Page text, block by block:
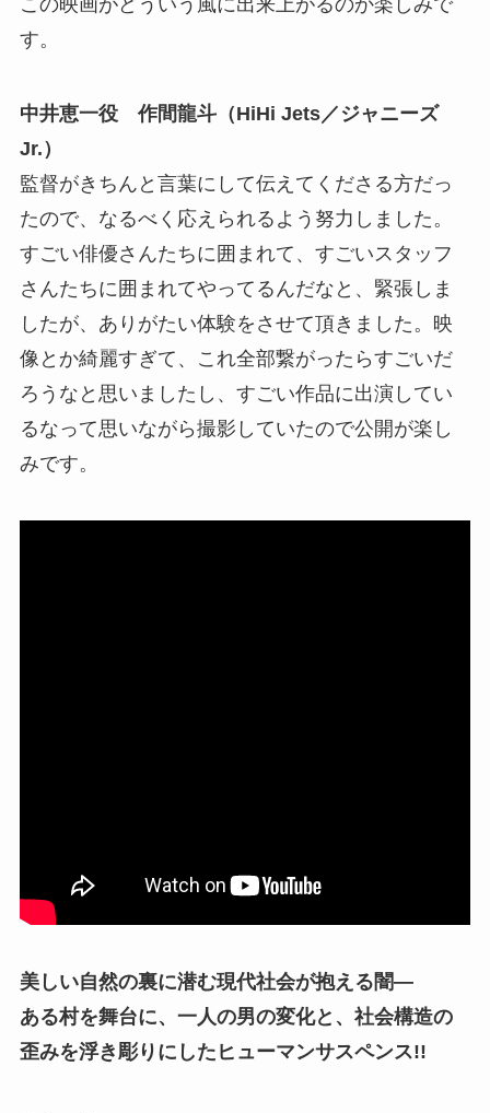
この映画がどういう風に出来上がるのか楽しみで
す。
中井恵一役 作間龍斗（HiHi Jets／ジャニーズ
Jr.）
監督がきちんと言葉にして伝えてくださる方だっ
たので、なるべく応えられるよう努力しました。
すごい俳優さんたちに囲まれて、すごいスタッフ
さんたちに囲まれてやってるんだなと、緊張しま
したが、ありがたい体験をさせて頂きました。映
像とか綺麗すぎて、これ全部繋がったらすごいだ
ろうなと思いましたし、すごい作品に出演してい
るなって思いながら撮影していたので公開が楽し
みです。
美しい自然の裏に潜む現代社会が抱える闇―
ある村を舞台に、一人の男の変化と、社会構造の
歪みを浮き彫りにしたヒューマンサスペンス!!